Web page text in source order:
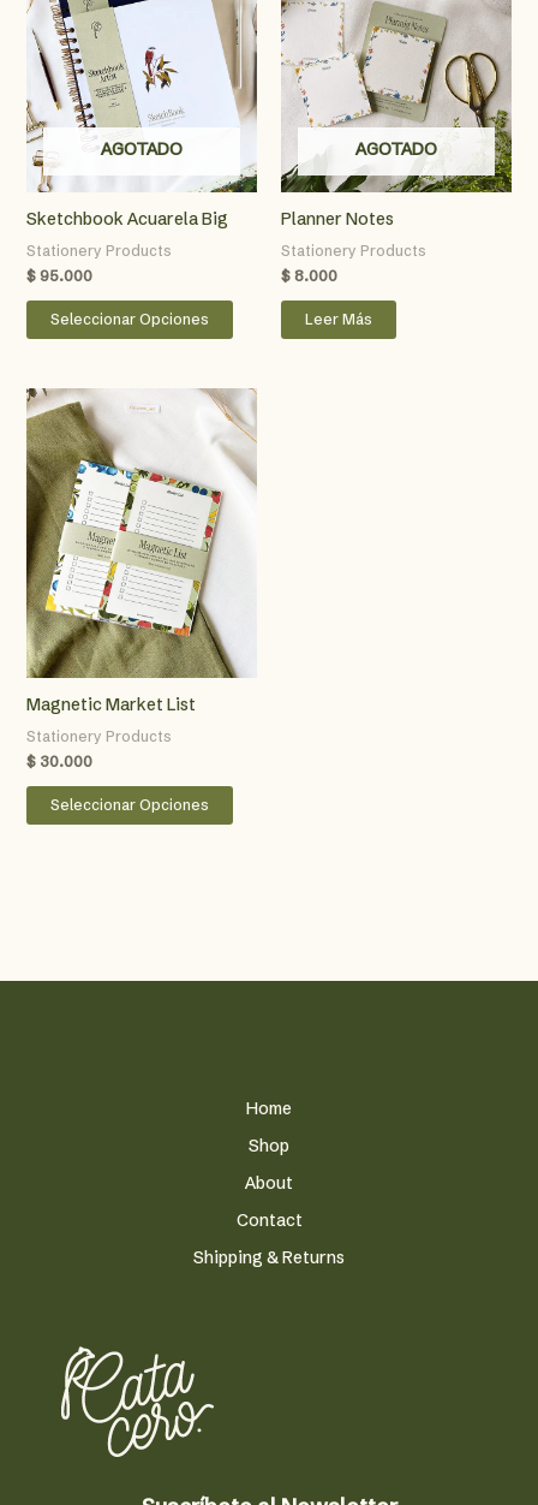
AGOTADO
Sketchbook Acuarela Big
Stationery Products
$95.000
Seleccionar Opciones
Este
producto
múltiples
variantes.
Las
opciones
de
AGOTADO
Planner Notes
Stationery Products
$ 8.000
Leer Más
Magnetic Market List
Stationery Products
$30.000
Seleccionar Opciones
Este
producto
se
de
producto
Home
Shop
About
Contact
Shipping & Returns
a